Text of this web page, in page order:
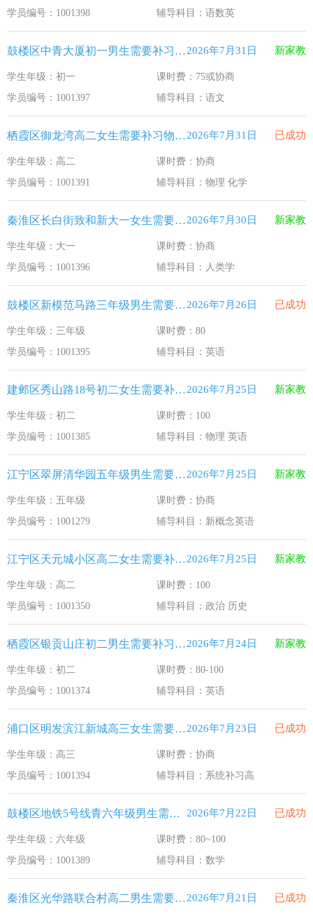
速看！新学期开学安全提示！
致全省中小学生家长的一封信 2026-2-3
教育部关于做好2026年普通高校招生工作的通知 [教学(
江苏33个！教育部最新认定2025年第一批义务教育优质均
2025年12月江苏教育考试月历 2025-12-1
学员编号：1001398
辅导科目：语数英
鼓楼区中青大厦初一男生需要补习语文2026年7月31日 新家教
学生年级：初一
课时费：75或协商
学员编号：1001397
辅导科目：语文
栖霞区御龙湾高二女生需要补习物理 化学2026年7月31日 已成功
学生年级：高二
课时费：协商
学员编号：1001391
辅导科目：物理 化学
秦淮区长白街致和新大一女生需要补习人类学2026年7月30日 新家教
学生年级：大一
课时费：协商
学员编号：1001396
辅导科目：人类学
鼓楼区新模范马路三年级男生需要补习英语2026年7月26日 已成功
学生年级：三年级
课时费：80
学员编号：1001395
辅导科目：英语
建邺区秀山路18号初二女生需要补习物理 英语2026年7月25日 新家教
学生年级：初二
课时费：100
学员编号：1001385
辅导科目：物理 英语
江宁区翠屏清华园五年级男生需要补习新概念英语2026年7月25日 新家教
学生年级：五年级
课时费：协商
学员编号：1001279
辅导科目：新概念英语
江宁区天元城小区高二女生需要补习政治 历史2026年7月25日 新家教
学生年级：高二
课时费：100
学员编号：1001350
辅导科目：政治 历史
栖霞区银贡山庄初二男生需要补习英语2026年7月24日 新家教
学生年级：初二
课时费：80-100
学员编号：1001374
辅导科目：英语
浦口区明发滨江新城高三女生需要补习系统补习高2026年7月23日 已成功
学生年级：高三
课时费：协商
学员编号：1001394
辅导科目：系统补习高
鼓楼区地铁5号线青六年级男生需要补习数学 2026年7月22日 已成功
学生年级：六年级
课时费：80~100
学员编号：1001389
辅导科目：数学
秦淮区光华路联合村高二男生需要补习英语2026年7月21日 已成功